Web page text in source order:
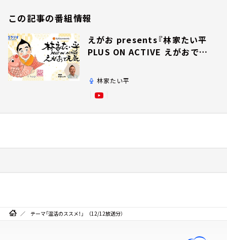
この記事の番組情報
えがお presents『林家たい平
PLUS ON ACTIVE えがおで元
林家たい平
テーマ「温活のススメ！」 （12/12放送分）